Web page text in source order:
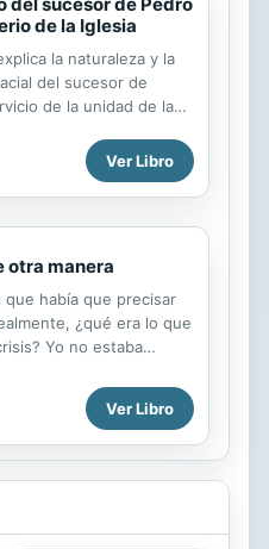
de la Iglesia
la naturaleza y la
del sucesor de
de la unidad de la
II de que se estudie la
el primado en las
Ver Libro
otra manera
que había que precisar
¿qué era lo que
Yo no estaba
a mis hermanos
fuerzas de mi ser.
una crisis respecto a mi
a la Iglesia católica, a la
feliz. No era una
que se aplacara
Ver Libro